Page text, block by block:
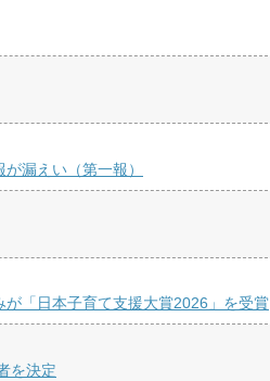
漏えい（第一報）
「日本子育て支援大賞2026」を受賞
を決定